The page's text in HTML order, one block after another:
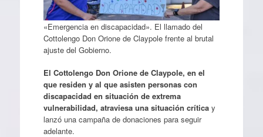
«Emergencia en discapacidad». El llamado del
Cottolengo Don Orione de Claypole frente al brutal
ajuste del Gobierno.
El Cottolengo Don Orione de Claypole, en el
que residen y al que asisten personas con
discapacidad en situación de extrema
vulnerabilidad, atraviesa una situación críticay
lanzó una campaña de donaciones para seguir
adelante.